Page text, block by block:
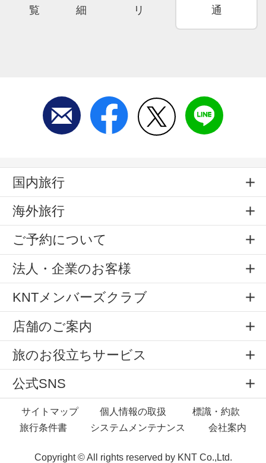
覧
細
リ
通
国内旅行
海外旅行
ご予約について
法人・企業のお客様
KNTメンバーズクラブ
店舗のご案内
旅のお役立ちサービス
公式SNS
サイトマップ 個人情報の取扱
標識・約款
旅行条件書
システムメンテナンス 会社案内
Copyright © All rights reserved by KNT Co.,Ltd.